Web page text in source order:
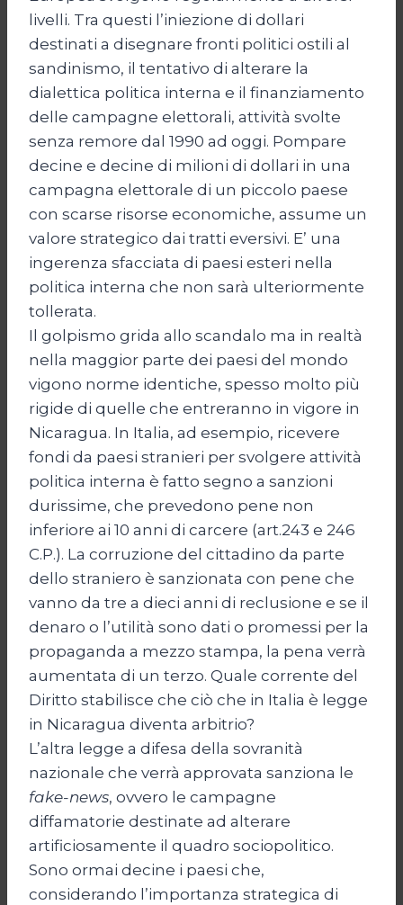
livelli. Tra questi l’iniezione di dollari
destinati a disegnare fronti politici ostili al
sandinismo, il tentativo di alterare la
dialettica politica interna e il finanziamento
delle campagne elettorali, attività svolte
senza remore dal 1990 ad oggi. Pompare
decine e decine di milioni di dollari in una
campagna elettorale di un piccolo paese
con scarse risorse economiche, assume un
valore strategico dai tratti eversivi. E’ una
ingerenza sfacciata di paesi esteri nella
politica interna che non sarà ulteriormente
tollerata.
Il golpismo grida allo scandalo ma in realtà
nella maggior parte dei paesi del mondo
vigono norme identiche, spesso molto più
rigide di quelle che entreranno in vigore in
Nicaragua. In Italia, ad esempio, ricevere
fondi da paesi stranieri per svolgere attività
politica interna è fatto segno a sanzioni
durissime, che prevedono pene non
inferiore ai 10 anni di carcere (art.243 e 246
C.P.). La corruzione del cittadino da parte
dello straniero è sanzionata con pene che
vanno da tre a dieci anni di reclusione e se il
denaro o l’utilità sono dati o promessi per la
propaganda a mezzo stampa, la pena verrà
aumentata di un terzo. Quale corrente del
Diritto stabilisce che ciò che in Italia è legge
in Nicaragua diventa arbitrio?
L’altra legge a difesa della sovranità
nazionale che verrà approvata sanziona le
fake-news, ovvero le campagne
diffamatorie destinate ad alterare
artificiosamente il quadro sociopolitico.
Sono ormai decine i paesi che,
considerando l’importanza strategica di